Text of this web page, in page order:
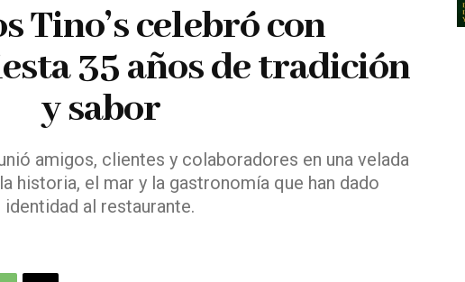
Tino’s celebró con
35 años de tradición
y sabor
amigos, clientes y colaboradores en una velada
historia, el mar y la gastronomía que han dado
identidad al restaurante.